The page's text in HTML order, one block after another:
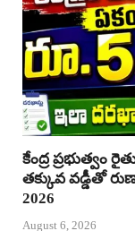
కేంద్ర ప్రభుత్వం
తక్కువ వడ్డీతో
2026
August 6, 2026